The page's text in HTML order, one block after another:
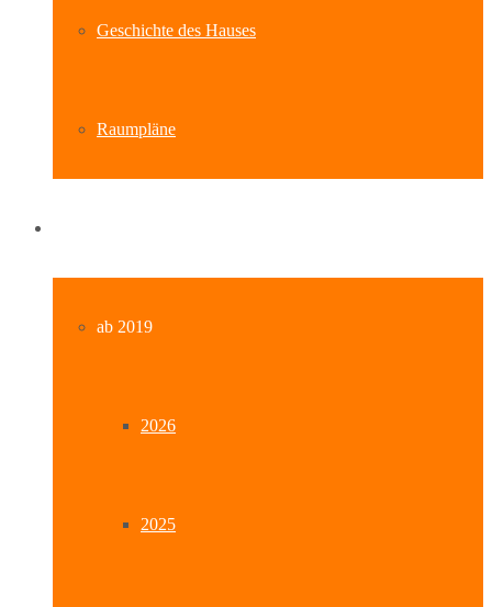
Geschichte des Hauses
Raumpläne
ab 2019
2026
2025